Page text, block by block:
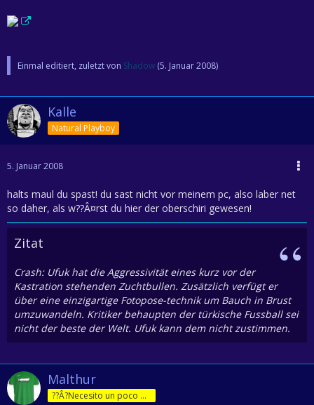
Einmal editiert, zuletzt von Shadow (5. Januar 2008)
Kalle
Natural Playboy
5. Januar 2008
halts maul du spast! du sast nicht vor meinem pc, also laber net
so daher, als w??Â¤rst du hier der oberschiri gewesen!
Zitat
Crash: Ufuk hat die Aggressivität eines kurz vor der
Kastration stehenden Zuchtbullen. Zusätzlich verfügt er
über eine einzigartige Fotopose-technik um Bauch in Brust
umzuwandeln. Kritiker behaupten der türkische Fussball sei
nicht der beste der Welt. Ufuk kann dem nicht zustimmen.
Malthur
??Â?Necesito un poco de jam??Â?n!